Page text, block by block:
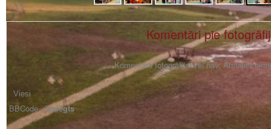
Komentāri pie
Komentāra fotogrāfijai vēl nav. Atstājiet
BBCode -izslēgts